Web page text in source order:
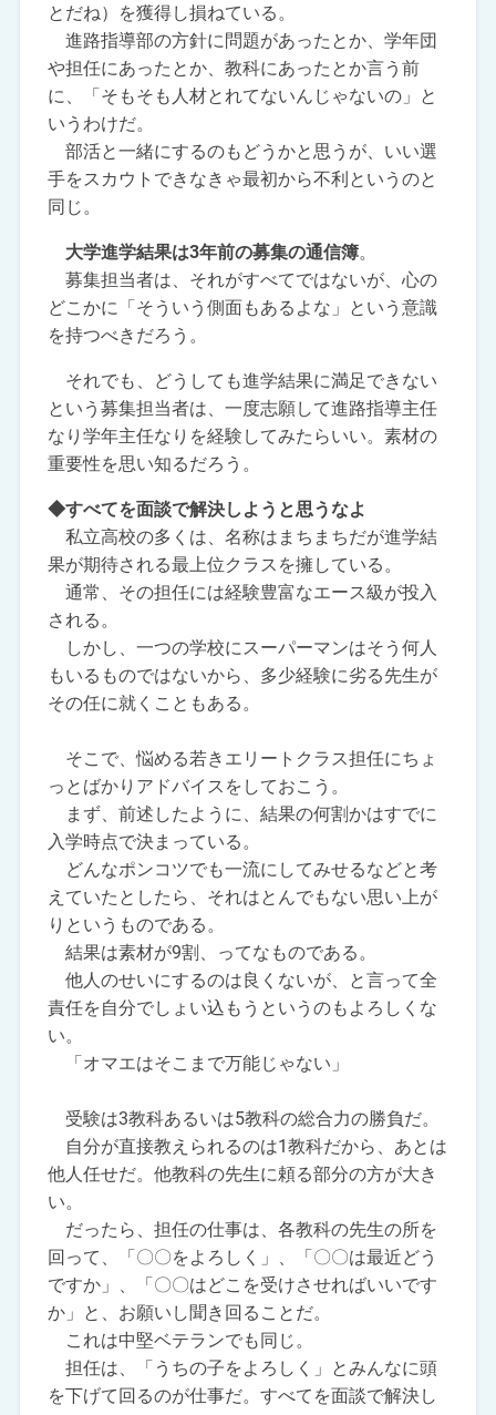
とだね）を獲得し損ねている。
進路指導部の方針に問題があったとか、学年団
や担任にあったとか、教科にあったとか言う前
に、「そもそも人材とれてないんじゃないの」と
いうわけだ。
部活と一緒にするのもどうかと思うが、いい選
手をスカウトできなきゃ最初から不利というのと
同じ。
大学進学結果は3年前の募集の通信簿。
募集担当者は、それがすべてではないが、心の
どこかに「そういう側面もあるよな」という意識
を持つべきだろう。
それでも、どうしても進学結果に満足できない
という募集担当者は、一度志願して進路指導主任
なり学年主任なりを経験してみたらいい。素材の
重要性を思い知るだろう。
◆すべてを面談で解決しようと思うなよ
私立高校の多くは、名称はまちまちだが進学結
果が期待される最上位クラスを擁している。
通常、その担任には経験豊富なエース級が投入
される。
しかし、一つの学校にスーパーマンはそう何人
もいるものではないから、多少経験に劣る先生が
その任に就くこともある。
そこで、悩める若きエリートクラス担任にちょ
っとばかりアドバイスをしておこう。
まず、前述したように、結果の何割かはすでに
入学時点で決まっている。
どんなポンコツでも一流にしてみせるなどと考
えていたとしたら、それはとんでもない思い上が
りというものである。
結果は素材が9割、ってなものである。
他人のせいにするのは良くないが、と言って全
責任を自分でしょい込もうというのもよろしくな
い。
「オマエはそこまで万能じゃない」
受験は3教科あるいは5教科の総合力の勝負だ。
自分が直接教えられるのは1教科だから、あとは
他人任せだ。他教科の先生に頼る部分の方が大き
い。
だったら、担任の仕事は、各教科の先生の所を
回って、「〇〇をよろしく」、「〇〇は最近どう
ですか」、「〇〇はどこを受けさせればいいです
か」と、お願いし聞き回ることだ。
これは中堅ベテランでも同じ。
担任は、「うちの子をよろしく」とみんなに頭
を下げて回るのが仕事だ。すべてを面談で解決し